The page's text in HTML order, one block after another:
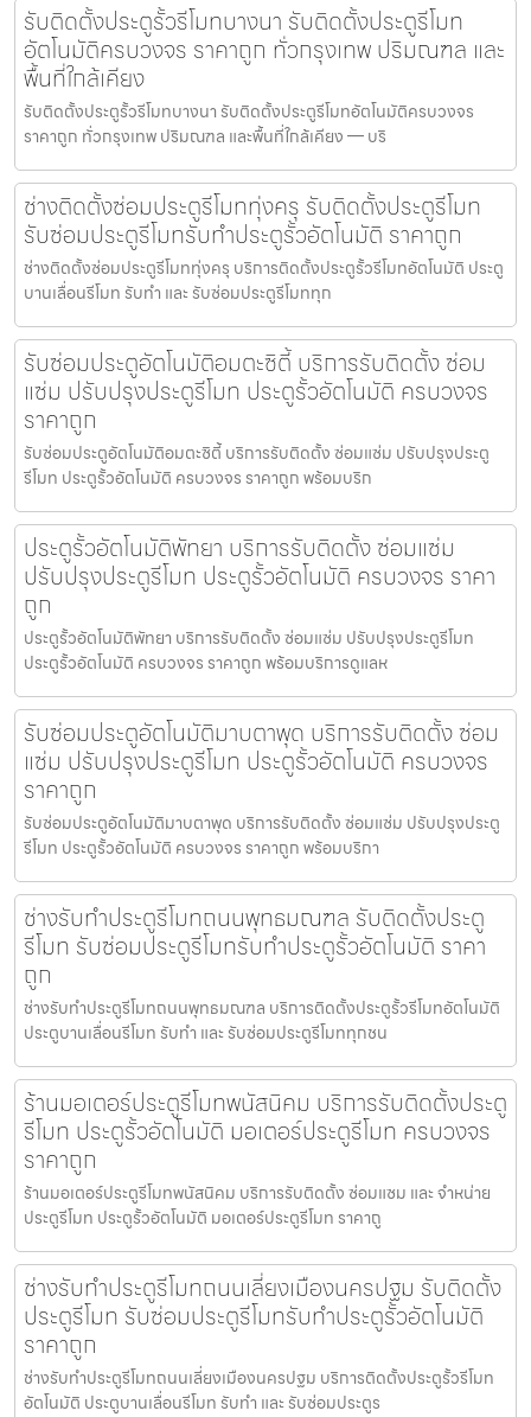
รับติดตั้งประตูรั้วรีโมทบางนา รับติดตั้งประตูรีโมท
อัตโนมัติครบวงจร ราคาถูก ทั่วกรุงเทพ ปริมณฑล และ
พื้นที่ใกล้เคียง
รับติดตั้งประตูรั้วรีโมทบางนา รับติดตั้งประตูรีโมทอัตโนมัติครบวงจร
ราคาถูก ทั่วกรุงเทพ ปริมณฑล และพื้นที่ใกล้เคียง — บริ
ช่างติดตั้งซ่อมประตูรีโมททุ่งครุ รับติดตั้งประตูรีโมท
รับซ่อมประตูรีโมทรับทำประตูรั้วอัตโนมัติ ราคาถูก
ช่างติดตั้งซ่อมประตูรีโมททุ่งครุ บริการติดตั้งประตูรั้วรีโมทอัตโนมัติ ประตู
บานเลื่อนรีโมท รับทำ และ รับซ่อมประตูรีโมททุก
รับซ่อมประตูอัตโนมัติอมตะซิตี้ บริการรับติดตั้ง ซ่อม
แซ่ม ปรับปรุงประตูรีโมท ประตูรั้วอัตโนมัติ ครบวงจร
ราคาถูก
รับซ่อมประตูอัตโนมัติอมตะซิตี้ บริการรับติดตั้ง ซ่อมแซ่ม ปรับปรุงประตู
รีโมท ประตูรั้วอัตโนมัติ ครบวงจร ราคาถูก พร้อมบริก
ประตูรั้วอัตโนมัติพัทยา บริการรับติดตั้ง ซ่อมแซ่ม
ปรับปรุงประตูรีโมท ประตูรั้วอัตโนมัติ ครบวงจร ราคา
ถูก
ประตูรั้วอัตโนมัติพัทยา บริการรับติดตั้ง ซ่อมแซ่ม ปรับปรุงประตูรีโมท
ประตูรั้วอัตโนมัติ ครบวงจร ราคาถูก พร้อมบริการดูแลห
รับซ่อมประตูอัตโนมัติมาบตาพุด บริการรับติดตั้ง ซ่อม
แซ่ม ปรับปรุงประตูรีโมท ประตูรั้วอัตโนมัติ ครบวงจร
ราคาถูก
รับซ่อมประตูอัตโนมัติมาบตาพุด บริการรับติดตั้ง ซ่อมแซ่ม ปรับปรุงประตู
รีโมท ประตูรั้วอัตโนมัติ ครบวงจร ราคาถูก พร้อมบริกา
ช่างรับทำประตูรีโมทถนนพุทธมณฑล รับติดตั้งประตู
รีโมท รับซ่อมประตูรีโมทรับทำประตูรั้วอัตโนมัติ ราคา
ถูก
ช่างรับทำประตูรีโมทถนนพุทธมณฑล บริการติดตั้งประตูรั้วรีโมทอัตโนมัติ
ประตูบานเลื่อนรีโมท รับทำ และ รับซ่อมประตูรีโมททุกชน
ร้านมอเตอร์ประตูรีโมทพนัสนิคม บริการรับติดตั้งประตู
รีโมท ประตูรั้วอัตโนมัติ มอเตอร์ประตูรีโมท ครบวงจร
ราคาถูก
ร้านมอเตอร์ประตูรีโมทพนัสนิคม บริการรับติดตั้ง ซ่อมแซม และ จำหน่าย
ประตูรีโมท ประตูรั้วอัตโนมัติ มอเตอร์ประตูรีโมท ราคาถู
ช่างรับทำประตูรีโมทถนนเลี่ยงเมืองนครปฐม รับติดตั้ง
ประตูรีโมท รับซ่อมประตูรีโมทรับทำประตูรั้วอัตโนมัติ
ราคาถูก
ช่างรับทำประตูรีโมทถนนเลี่ยงเมืองนครปฐม บริการติดตั้งประตูรั้วรีโมท
อัตโนมัติ ประตูบานเลื่อนรีโมท รับทำ และ รับซ่อมประตูร